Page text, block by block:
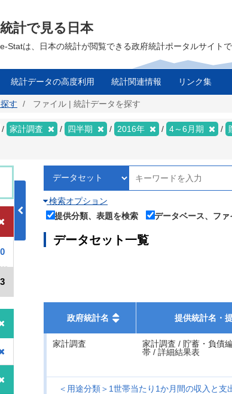
統計で見る日本
e-Statは、日本の統計が閲覧できる政府統計ポータルサイト
統計データの高度利用 統計関連情報 リンク集
す ファイル | 統計データを探す
家計調査 四半期 2016年 4～6月期
0
検索オプション
提供分類、表題を検索
データベース、フ
データセット一覧
政府統計名 提供統計名・
家計調査
家計調査 / 貯蓄・負債
帯 / 詳細結果表
＜用途分類＞1世帯当たり1か月間の収入と支